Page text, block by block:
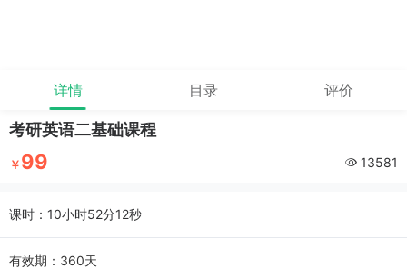
详情 目录 评价
考研英语二基础课程
￥99 13581
课时：10小时52分12秒
有效期： 360天